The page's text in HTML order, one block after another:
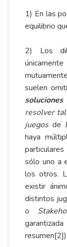
1) En las
equilibrio
2) Los
suelen
resolver
juegosde
haya
sólo uno a
los otros.
existir
distintos
o
resumen[2]).